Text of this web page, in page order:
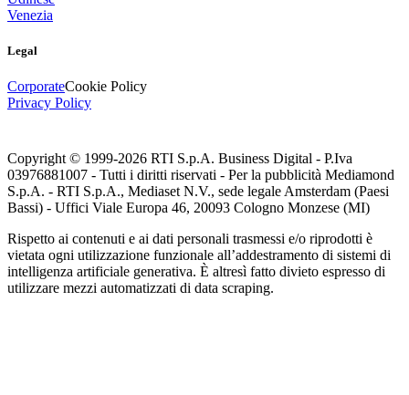
Venezia
Legal
CorporateCookie Policy
Privacy Policy
Copyright © 1999-2026 RTI S.p.A. Business Digital - P.Iva
03976881007 - Tutti i diritti riservati - Per la pubblicità Mediamond
S.p.A. - RTI S.p.A., Mediaset N.V., sede legale Amsterdam (Paesi
Bassi) - Uffici Viale Europa 46, 20093 Cologno Monzese (MI)
Rispetto ai contenuti e ai dati personali trasmessi e/o riprodotti è
vietata ogni utilizzazione funzionale all’addestramento di sistemi di
intelligenza artificiale generativa. È altresì fatto divieto espresso di
utilizzare mezzi automatizzati di data scraping.